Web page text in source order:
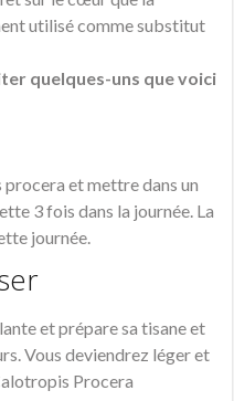
utilisé comme substitut
quelques-uns que voici
et mettre dans un
3 fois dans la journée. La
journée.
et prépare sa tisane et
Vous deviendrez léger et
Procera